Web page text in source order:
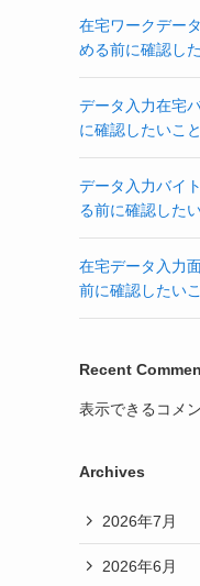
在宅ワークデー
める前に確認し
データ入力在宅
に確認したいこと
データ入力バイ
る前に確認した
在宅データ入力
前に確認したい
Recent
表示できるコメ
Archives
2026年7月
2026年6月